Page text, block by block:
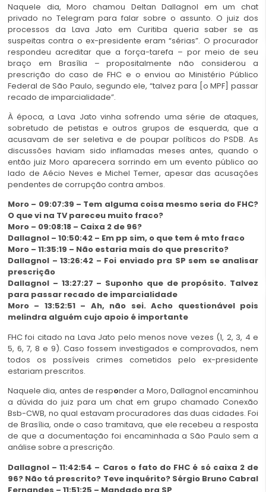
Naquele dia, Moro chamou Deltan Dallagnol em um chat
privado no Telegram para falar sobre o assunto. O juiz dos
processos da Lava Jato em Curitiba queria saber se as
suspeitas contra o ex-presidente eram “sérias”. O procurador
respondeu acreditar que a força-tarefa – por meio de seu
braço em Brasília – propositalmente não considerou a
prescrição do caso de FHC e o enviou ao Ministério Público
Federal de São Paulo, segundo ele, “talvez para [o MPF] passar
recado de imparcialidade”.
À época, a Lava Jato vinha sofrendo uma série de ataques,
sobretudo de petistas e outros grupos de esquerda, que a
acusavam de ser seletiva e de poupar políticos do PSDB. As
discussões haviam sido inflamadas meses antes, quando o
então juiz Moro aparecera sorrindo em um evento público ao
lado de Aécio Neves e Michel Temer, apesar das acusações
pendentes de corrupção contra ambos.
Moro – 09:07:39 – Tem alguma coisa mesmo seria do FHC?
O que vi na TV pareceu muito fraco?
Moro – 09:08:18 – Caixa 2 de 96?
Dallagnol – 10:50:42 – Em pp sim, o que tem é mto fraco
Moro – 11:35:19 – Não estaria mais do que prescrito?
Dallagnol – 13:26:42 – Foi enviado pra SP sem se analisar
prescrição
Dallagnol – 13:27:27 – Suponho que de propósito. Talvez
para passar recado de imparcialidade
Moro – 13:52:51 – Ah, não sei. Acho questionável pois
melindra alguém cujo apoio é importante
FHC foi citado na Lava Jato pelo menos nove vezes (1, 2, 3, 4 e
5, 6, 7, 8 e 9). Caso fossem investigados e comprovados, nem
todos os possíveis crimes cometidos pelo ex-presidente
estariam prescritos.
Naquele dia, antes de responder a Moro, Dallagnol encaminhou
a dúvida do juiz para um chat em grupo chamado Conexão
Bsb-CWB, no qual estavam procuradores das duas cidades. Foi
de Brasília, onde o caso tramitava, que ele recebeu a resposta
de que a documentação foi encaminhada a São Paulo sem a
análise sobre a prescrição.
Dallagnol – 11:42:54 – Caros o fato do FHC é só caixa 2 de
96? Não tá prescrito? Teve inquérito? Sérgio Bruno Cabral
Fernandes – 11:51:25 – Mandado pra SP